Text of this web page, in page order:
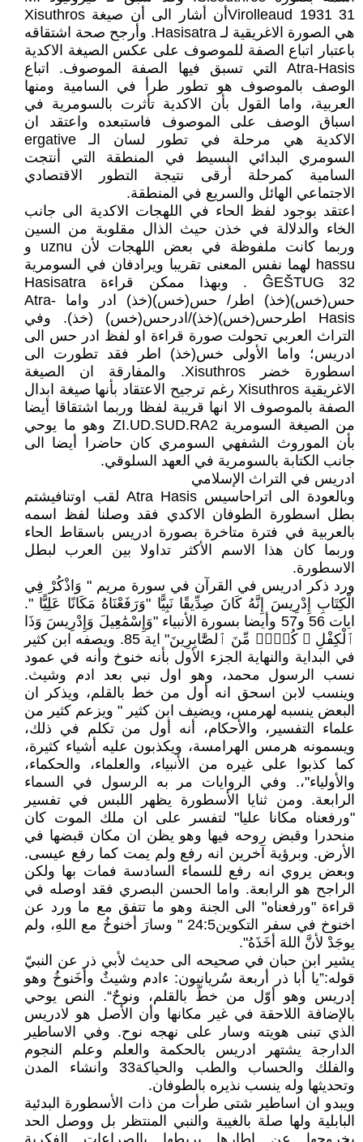
Virolleaud 1931 31أن أشار الى أن صيغة Xisuthros
هي الصورة الاغريقية لـ Hasisatra. وأرجح صحة اشتقاقه
باعتبار اتباع الصفة للموصوف على عكس الصيغة الاكدية
Atra-Hasis التي تسبق فيها الصفة الموصوف. اتباع
الوصف بالموصوف هو تطور طرأ في السامية ومنها
العربية، واما القول بأن الاكدية تأثرت بالسومرية في
اسباق الوصف على الموصوف فاستبعده واعتقد ان
الاكدية هي مرحلة في تطور لسان الـ ergative
السومري البدائي البسيط في المنطقة التي أنتجت
السامية كمرحلة أرقى نتيجة التطور الاقتصادي
الاجتماعي الهائل والسريع في المنطقة.
اعتقد بوجود لفظ الحاء في اللهجات الاكدية الى جانب
الخاء والدلالة في خذن حيث الذال مقلوبة من السين
وربما كانت ملفوظة في بعض اللهجات لأن uznu و
hassu لهما نفس المعنى تقريبا ويرادفان في السومرية
ĜEŠTUG 32 . وبهذا ممكن قراءة Hasisatra
حس(خس)(خذ) اطر/ حس(خس)(خذ) ادر واما Atra-
Hasis اطرحس(خس)(خذ)/ادرحس(خس) (خذ). وفي
التراث العربي تحولت صورة قراءة او لفظ ادر حس الى
ادريس؛ واما الأولى خس(خذ) اطر فقد تطورت الى
اسطورة خضر Xisuthros. والمفارقة ان الصيغة
الاغريقية Xisuthros رغم ترجيح الاعتقاد بأنها صيغة ابدال
الصفة بالموصوف الا انها قريبة لفظا وربما اشتقاقا أيضا
من الصيغة السومرية ZI.UD.SUD.RA2 وهو ما يوحي
بأن الموروث الشفهي السومري كان حاضرا أيضا الى
جانب الكتابة بالسومرية في العهد السلوقي.
ادريس في التراث الإسلامي
وبالعودة الى اتراحاسيس Atra Hasis لقب اوتنافيشتم
بطل اسطورة الطوفان الاكدي فقد وصلنا لفظ اسمه
بالعربية في فترة متاخرة بصورة ادريس باسقاط الحاء
وربما كان هذا الاسم الأكثر تداولا بين العرب لبطل
الاسطورة.
ورد ذكر ادريس في القرآن في سورة مريم " وَاذْكُرْ فِي
الْكِتَابِ إِدْرِيسَ إِنَّهُ كَانَ صِدِّيقًا نَبِيًّا "وَرَفَعْنَاهُ مَكَانًا عَلِيًّا ".
ايات 56 و57 وأيضا بسورة الأنبياء "وَإِسْمَٰعِيلَ وَإِدْرِيسَ وَذَا
ٱلْكِفْلِ ۖ كُلٌّۭ مِّنَ ٱلصَّٰابِرِينَ" اية 85. ويصفه ابن كثير
في البداية والنهاية الجزء الأول بأنه خنوخ وأنه في عمود
نسب الرسول محمد، وهو اول نبي بعد ادم وشيث.
وينسب لابن اسحق انه أول من خط بالقلم، ويذكر ان
البعض ينسبه لهرمس، ويضيف ابن كثير " ويزعم كثير من
علماء التفسير، والأحكام، أنه أول من تكلم في ذلك،
ويسمونه هرمس الهرامسة، ويكذبون عليه أشياء كثيرة،
كما كذبوا على غيره من الأنبياء، والعلماء، والحكماء،
والأولياء"،. وفي الروايات مر به الرسول في السماء
الرابعة. ومن ثنايا الأسطورة يظهر اللبس في تفسير
"ورفعناه مكانا عليا" لتفسر على ان ملك الموت كان
منحدرا وقبض روحه فيها وهو يظن ان مكان قبضها في
الأرض. وبرؤية آخرين انه رفع ولم يمت كما رفع عيسى.
وبعض يروي انه رفع للسماء السادسة فمات بها ولكن
الراجح هو الرابعة. واما الحسن البصري فقد اوصله في
قراءة "ورفعناه" الى الجنة وهو ما تتفق مع ما ورد عن
اخنوخ في سفر التكوين24:5 " وسارَ أخنوخُ مع اللهِ، ولم
يوجَدْ لأنَّ اللهَ أخَذَهُ".
يشير ابن حبان في صحيحه الى حديث لأبي ذر عن النبيّ
قوله:”يا أبا ذر أربعة سُريانيون: ءادم وشيثٌ وأخَنوخُ وهو
إدريس وهو أوّل من خطّ بالقلم، ونوحٌ“. النص يوحي
بالإضافة اللاحقة في غير مكانها وأن الأصل هو لادريس
الذي تبنى هويته وسار على نهجه نوح. وفي الاساطير
الدارجة يشتهر ادريس بالحكمة والعلم وعلم النجوم
والفلك والحساب والطب والحياكة33 وانشاء المدن
وتحديثها وله ينسب نذيره بالطوفان.
ويبدو ان اساطير شتى طرأت من ذات الأسطورة البدئية
البابلية ولها صلة بالغيبة والنبي المنتظر بل ووصل الحد